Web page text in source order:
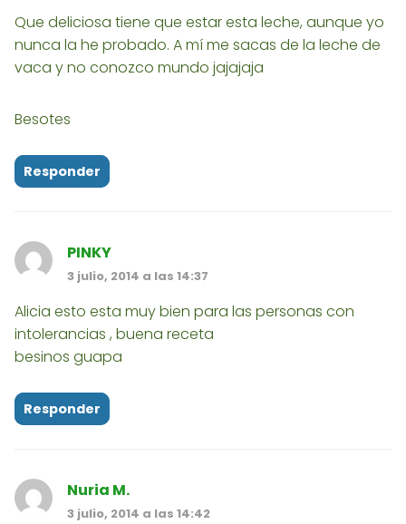
Que deliciosa tiene que estar esta leche, aunque yo
nunca la he probado. A mí me sacas de la leche de
vaca y no conozco mundo jajajaja
Besotes
Responder
PINKY
3 julio, 2014 a las 14:37
Alicia esto esta muy bien para las personas con
intolerancias , buena receta
besinos guapa
Responder
Nuria M.
3 julio, 2014 a las 14:42